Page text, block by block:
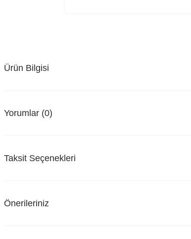
Ürün Bilgisi
Yorumlar (0)
Taksit Seçenekleri
Önerileriniz